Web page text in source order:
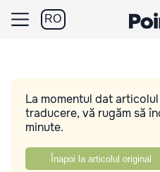
RO
La momentul dat
traducere, vă rugăm să
minute.
Înapoi la articolul original